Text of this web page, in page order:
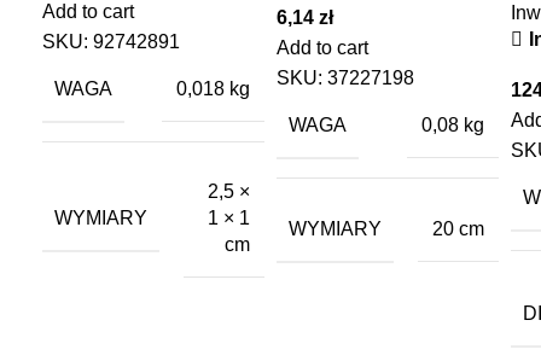
Add to cart
SKU: 92742891
WAGA 0,018 kg
WYMIARY
2,5 ×
1 × 1
cm
6,14 zł
Add to cart
SKU: 37227198
WAGA 0,08 kg
WYMIARY 20 cm